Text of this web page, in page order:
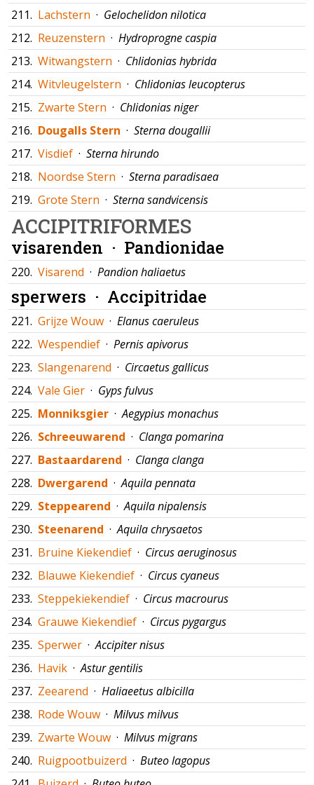
211. Lachstern · Gelochelidon nilotica
212. Reuzenstern · Hydroprogne caspia
213. Witwangstern · Chlidonias hybrida
214. Witvleugelstern · Chlidonias leucopterus
215. Zwarte Stern · Chlidonias niger
216. Dougalls Stern · Sterna dougallii
217. Visdief · Sterna hirundo
218. Noordse Stern · Sterna paradisaea
219. Grote Stern · Sterna sandvicensis
ACCIPITRIFORMES
visarenden · Pandionidae
220. Visarend · Pandion haliaetus
sperwers · Accipitridae
221. Grijze Wouw · Elanus caeruleus
222. Wespendief · Pernis apivorus
223. Slangenarend · Circaetus gallicus
224. Vale Gier · Gyps fulvus
225. Monniksgier ·Aegypius monachus
226. Schreeuwarend · Clanga pomarina
227. Bastaardarend · Clanga clanga
228. Dwergarend ·Aquila pennata
229. Steppearend ·Aquila nipalensis
230. Steenarend ·Aquila chrysaetos
231. Bruine Kiekendief · Circus aeruginosus
232. Blauwe Kiekendief · Circus cyaneus
233. Steppekiekendief · Circus macrourus
234. Grauwe Kiekendief · Circus pygargus
235. Sperwer ·Accipiter nisus
236. Havik ·Astur gentilis
237. Zeearend · Haliaeetus albicilla
238. Rode Wouw · Milvus milvus
239. Zwarte Wouw · Milvus migrans
240. Ruigpootbuizerd · Buteo lagopus